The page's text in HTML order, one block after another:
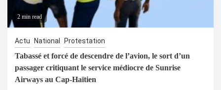
2 min read
Actu National Protestation
Tabassé et forcé de descendre de l’avion, le sort d’un
passager critiquant le service médiocre de Sunrise
Airways au Cap-Haïtien